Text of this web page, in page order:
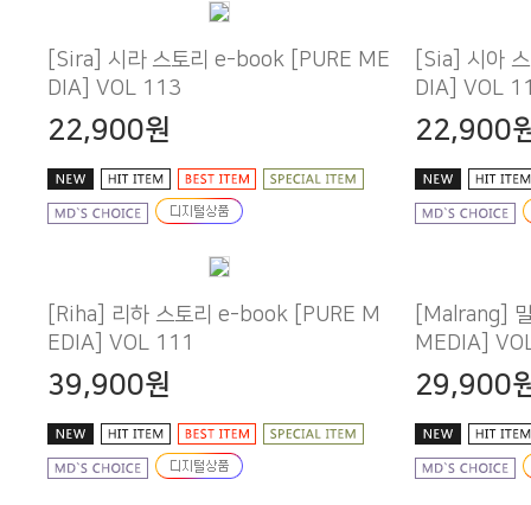
DIA] VOL 113
22,900원
DIA] VOL
22,900
EDIA] VOL 111
39,900원
MEDIA]
29,900